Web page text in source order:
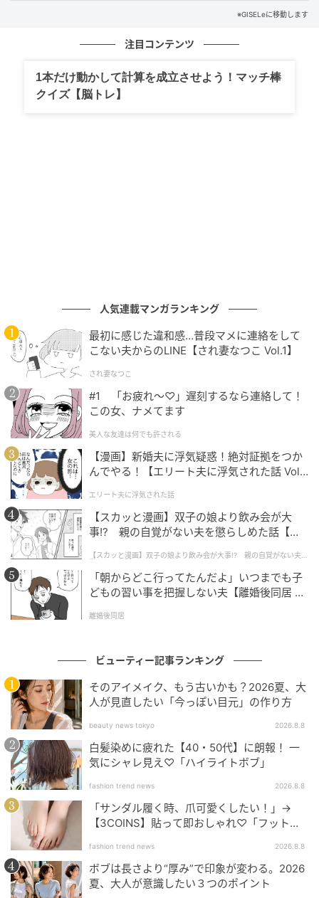
3.「ごくさりげない束感」が作れる！
uka マルチデイリーセラム 100g ／ウカトーキョーヘ
ッドオフィス 「スタイリング剤ではないのでセット力
はほぼないのですが、それがちょうどいいというか。
ふつうのダウンスタイルにサラッとニュアンスをプラ
スしたいときになじませています」（林由香里さん・
ヘアメイク）
（CONTENTS）
1.ナチュラルなニュアンスヘア
2.「雨の日でも」美しくまとまる
3.「広がる髪が整う」ヘアケアにもいいオイル
※GISELeに移動します
注目コンテンツ
1本だけ動かして計算を成立させよう！マッチ棒
クイズ【脳トレ】
人気連載マンガランキング
最初に感じた違和感…普段マメに連絡をして
こない夫からのLINE【され妻なつこ Vol.1】
され妻なつこ
#1 「お疲れ〜♡」遅刻するなら連絡して！
この女、ナメてます
美人な友達は何でも許される
【漫画】新婚夫に浮気疑惑！絶対証拠をつか
んでやる！【エリート夫に浮気された話 Vol.
エリート夫に浮気された話
【スカッと漫画】双子の娘より飲み会が大
事!? 親の自覚がない夫を懲らしめた話【第1
【スカッと漫画】双子の娘より飲み会が大事!? 親の自覚がない夫を
懲らしめた話
「朝からどこ行ってたんだよ」いつまでも子
どもの習い事を把握しない夫【離婚後同居 Vo
離婚後同居
ビューティー記事ランキング
そのアイメイク、もう古いかも？2026夏、大
人が見直したい「今っぽい目元」の作り方
beauty news tokyo 2026.8.8
白髪染めに疲れた【40・50代】に朗報！ 一
気にシャレ見え♡「ハイライトボブ」
fashion trend news 2026.8.8
「サンダル履く時、爪可愛くしたい！」→
【3COINS】貼って即おしゃれ♡「フット用
fashion trend news 2026.8.8
ボブは長さより“厚み”で印象が変わる。2026
夏、大人が意識したい３つのポイント